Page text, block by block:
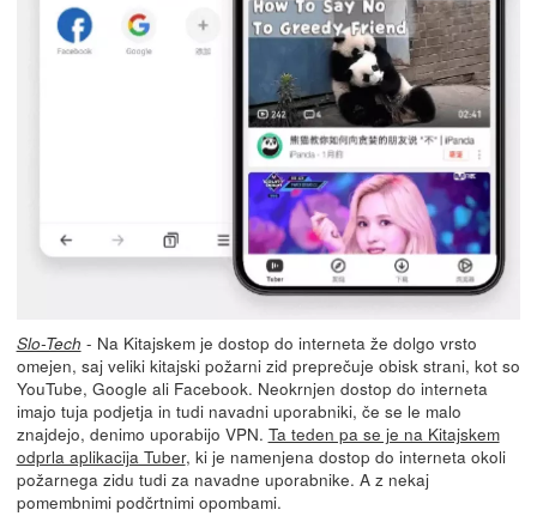
Slo-Tech - Na Kitajskem je dostop do interneta že dolgo vrsto
omejen, saj veliki kitajski požarni zid preprečuje obisk strani, kot so
YouTube, Google ali Facebook. Neokrnjen dostop do interneta
imajo tuja podjetja in tudi navadni uporabniki, če se le malo
znajdejo, denimo uporabijo VPN. Ta teden pa se je na Kitajskem
odprla aplikacija Tuber, ki je namenjena dostop do interneta okoli
požarnega zidu tudi za navadne uporabnike. A z nekaj
pomembnimi podčrtnimi opombami.